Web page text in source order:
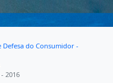
Defesa do Consumidor -
2016